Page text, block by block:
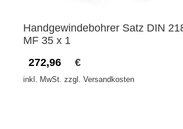
Handgewindebohrer Satz DIN
MF 35 x 1
272,96
€
inkl. MwSt. zzgl. Versandkosten